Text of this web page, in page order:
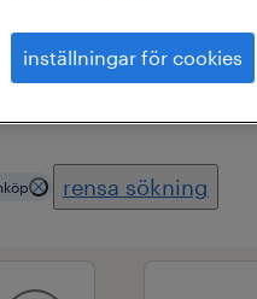
alla
rensa sökning
inställningar för cookies